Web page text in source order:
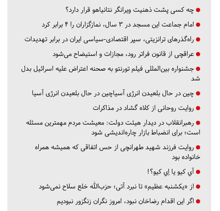
چه کسی پشت ذهنیت ویرانگر نتانیاهو قرار دارد؟
امام جماعت این مسجد در ۳ سال، نمازگزاران را ۴ برابر کرد
راه‌گذرهای ترانزیتی، سپر اقتصادی-سیاسی ایران در برابر تهدیدات
عراقچی از قانون فراتر رود، مجازات و استیضاح می‌شود
جشنواره بین‌المللی فیلم تورنتو به صحنه اعتراض علیه اسرائیل بدل
شد
چین در حال بلعیدن انرژی آسیاچین در حال بلعیدن انرژی آسیا
روایت روحانی از کلاه گشاد در مذاکرات
رهبرانقلاب در دیدار هیئت دولت: معیشت مردم مهمترین مسئله
است؛ برای انضباط بازار چاره‌اندیشی شود
روایت فرزند شهید طهرانچی از حس اتفاقی که همیشه همراه
خانواده بود
آي كيو يا اِي كيو؟!
از «یکشنبه عظیم» تا نبرد آتی؛ حزب‌الله خلع سلاح نمی‌شود
اگر این اقدام رضاخان نبود، امروز نگران زنگزور نبودیم